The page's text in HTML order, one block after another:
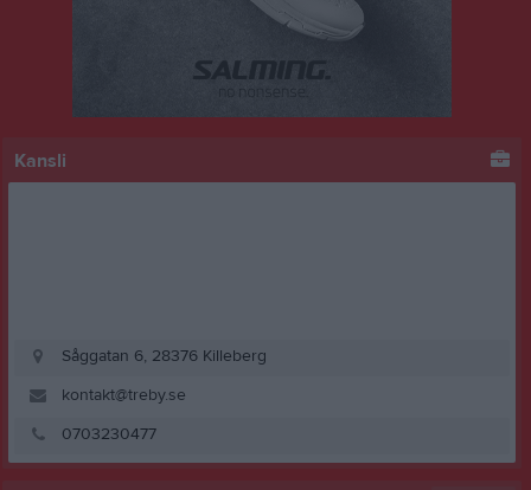
Kansli
Såggatan 6, 28376 Killeberg
kontakt@treby.se
0703230477